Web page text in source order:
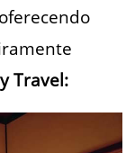
Travel: